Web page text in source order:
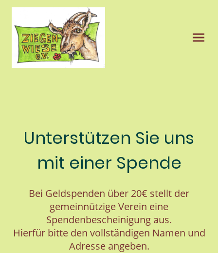
Unterstützen Sie uns
mit einer Spende
Bei Geldspenden über 20€ stellt der
gemeinnützige Verein eine
Spendenbescheinigung aus.
Hierfür bitte den vollständigen Namen und
Adresse angeben.